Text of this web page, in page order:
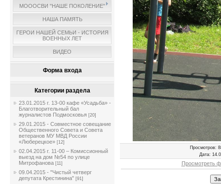
МОООСВИ "НАШЕ ПОКОЛЕНИЕ"
НАША ПАМЯТЬ
ГЕРОИ НАШЕЙ СЕМЬИ - ИСТОРИЯ
ВОЕННЫХ ЛЕТ
ВИДЕО
Форма входа
Категории раздела
23.01.2015 г. 13-00 кафе «Усадьба» -
Благотворительный бал
журналистов Подмосковья [20]
29.01.2015 - Совместное совещание
Общественного Совета и Совета
ветеранов МУ МВД России
«Люберецкое» [12]
02.04.2015 г. 11-00 – Комиссионный
выезд на дом №54 по улице
Митрофанова [11]
09.04.2015 - "Чистый четверг
депутата Крестинина" [91]
Просмотров:
Дата:
Просмотреть